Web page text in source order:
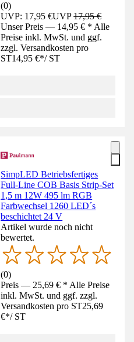
(0)
UVP: 17,95 €UVP17,95 €
Unser Preis — 14,95 € * Alle
Preise inkl. MwSt. und ggf.
zzgl. Versandkosten pro
ST14,95 €*/ ST
SimpLED Betriebsfertiges
Full-Line COB Basis Strip-Set
1,5 m 12W 495 lm RGB
Farbwechsel 1260 LED´s
beschichtet 24 V
Artikel wurde noch nicht
bewertet.
(0)
Preis — 25,69 € * Alle Preise
inkl. MwSt. und ggf. zzgl.
Versandkosten pro ST25,69
€*/ ST